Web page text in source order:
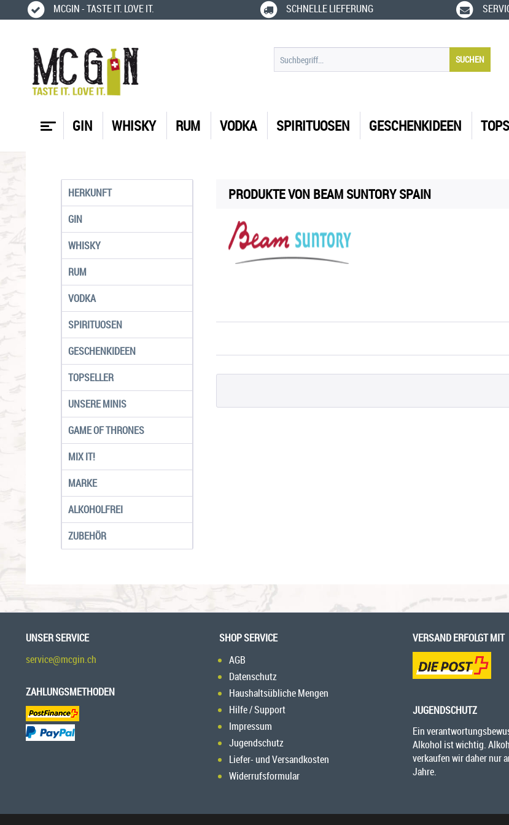
MCGIN - TASTE IT. LOVE IT. SCHNELLE LIEFERUNG
SUCHEN
GIN WHISKY RUM VODKA SPIRITUOSEN GESCHENKIDEEN
HERKUNFT
GIN
WHISKY
RUM
VODKA
SPIRITUOSEN
GESCHENKIDEEN
TOPSELLER
UNSERE MINIS
GAME OF THRONES
MIX IT!
MARKE
ALKOHOLFREI
ZUBEHÖR
PRODUKTE VON BEAM SUNTORY SPAIN
UNSER SERVICE
service@mcgin.ch
ZAHLUNGSMETHODEN
SHOP SERVICE
AGB
Datenschutz
Haushaltsübliche Mengen
Hilfe / Support
Impressum
Jugendschutz
Liefer- und Versandkosten
Widerrufsformular
VERSAND ERFOLGT MIT
JUGENDSCHUTZ
Ein
Alkohol ist wichtig.
verkaufen wir daher nur
Jahre.